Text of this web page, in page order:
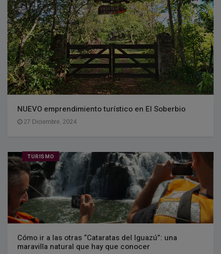
NUEVO emprendimiento turístico en El Soberbio
27 Diciembre, 2024
TURISMO
Cómo ir a las otras “Cataratas del Iguazú”: una
maravilla natural que hay que conocer